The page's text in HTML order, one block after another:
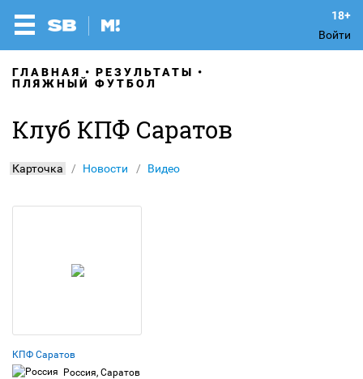
Войти
ГЛАВНАЯ
РЕЗУЛЬТАТЫ
ПЛЯЖНЫЙ ФУТБОЛ
Клуб КПФ Саратов
Карточка Новости Видео
КПФ Саратов
Россия, Саратов